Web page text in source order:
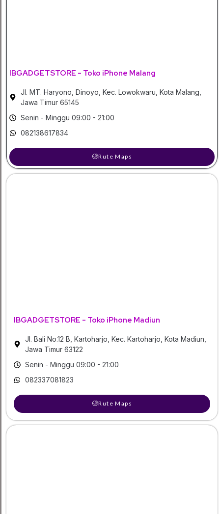
IBGADGETSTORE - Toko iPhone Malang
Jl. MT. Haryono, Dinoyo, Kec. Lowokwaru, Kota Malang,
Jawa Timur 65145
Senin - Minggu 09:00 - 21:00
082138617834
Rute Maps
IBGADGETSTORE - Toko iPhone Madiun
Jl. Bali No.12 B, Kartoharjo, Kec. Kartoharjo, Kota Madiun,
Jawa Timur 63122
Senin - Minggu 09:00 - 21:00
082337081823
Rute Maps